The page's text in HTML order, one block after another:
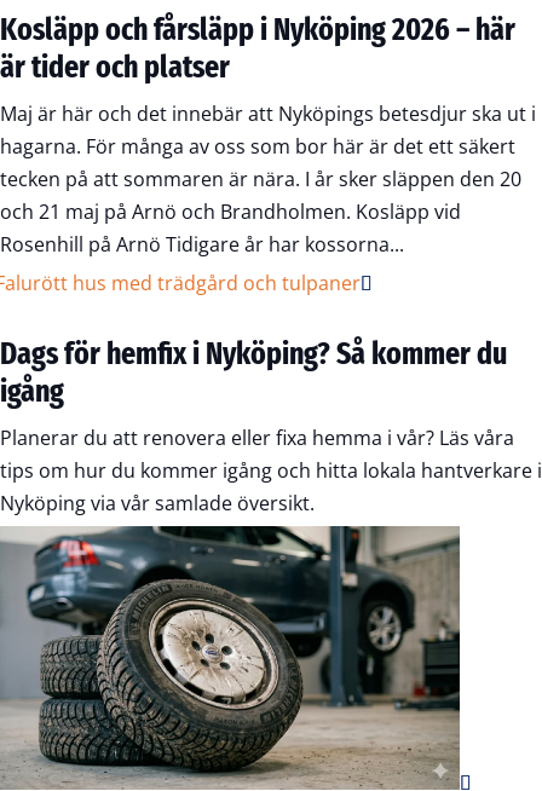
Kosläpp och fårsläpp i Nyköping 2026 – här
är tider och platser
Maj är här och det innebär att Nyköpings betesdjur ska ut i
hagarna. För många av oss som bor här är det ett säkert
tecken på att sommaren är nära. I år sker släppen den 20
och 21 maj på Arnö och Brandholmen. Kosläpp vid
Rosenhill på Arnö Tidigare år har kossorna...
Dags för hemfix i Nyköping? Så kommer du
igång
Planerar du att renovera eller fixa hemma i vår? Läs våra
tips om hur du kommer igång och hitta lokala hantverkare i
Nyköping via vår samlade översikt.